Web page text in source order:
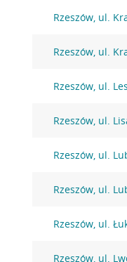
Rzeszów, ul.
Rzeszów, ul.
Rzeszów, ul.
Rzeszów, ul.
Rzeszów, ul.
Rzeszów, ul.
Rzeszów, ul.
Rzeszów, ul.